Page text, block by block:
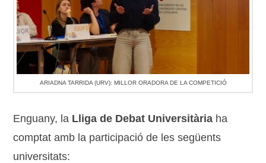
ARIADNA TARRIDA (URV): MILLOR ORADORA DE LA COMPETICIÓ
Enguany, la Lliga de Debat Universitària ha
comptat amb la participació de les següents
universitats: